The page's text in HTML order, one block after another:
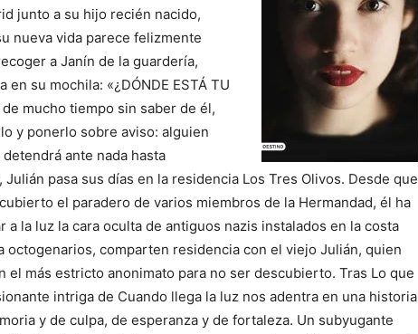
junto a su hijo recién nacido,
nueva vida parece felizmente
a Janín de la guardería,
su mochila: «¿DÓNDE ESTÁ TU
de mucho tiempo sin saber de él,
y ponerlo sobre aviso: alguien
ante nada hasta
pasa sus días en la residencia Los Tres Olivos. Desde que
el paradero de varios miembros de la Hermandad, él ha
a la luz la cara oculta de antiguos nazis instalados en la costa
octogenarios, comparten residencia con el viejo Julián, quien
el más estricto anonimato para no ser descubierto. Tras Lo que
intriga de Cuando llega la luz nos adentra en una historia
y de culpa, de esperanza y de fortaleza. Un subyugante